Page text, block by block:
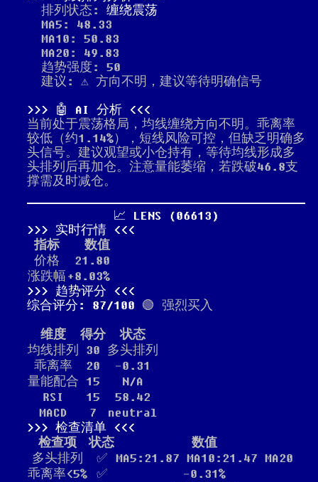
排列状态: 缠绕震荡
MA5: 48.33
MA10: 50.83
MA20: 49.83
趋势强度: 50
建议: ⚠️ 方向不明，建议等待明确信号
🤖 AI 分析
当前处于震荡格局，均线缠绕方向不明。乖离率
较低（约1.14%），短线风险可控，但缺乏明确多
头信号。建议观望或小仓持有，等待均线形成多
头排列后再加仓。注意量能萎缩，若跌破46.8支
撑需及时减仓。
📈 LENS (06613)
实时行情
指标
数值
价格
21.80
涨跌幅 +8.03%
趋势评分
综合评分: 87/100 🟢 强烈买入
维度 得分
状态
均线排列
30 多头排列
乖离率
20
-0.31
量能配合 15
N/A
RSI
15
58.42
MACD
7
neutral
检查清单
检查项
状态
数值
多头排列
✅
MA5:21.87 MA10:21.47 MA20
乖离率<5%
✅
-0.31%